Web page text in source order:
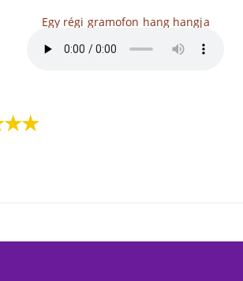
Egy régi gramofon hang hangja